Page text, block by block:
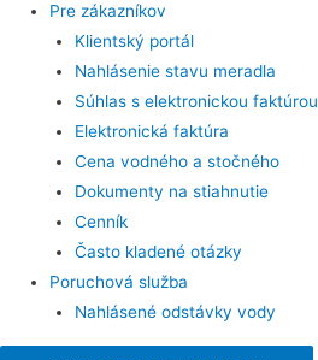
Pre zákazníkov
Klientský portál
Nahlásenie stavu meradla
Súhlas s elektronickou faktúrou
Elektronická faktúra
Cena vodného a stočného
Dokumenty na stiahnutie
Cenník
Často kladené otázky
Poruchová služba
Nahlásené odstávky vody